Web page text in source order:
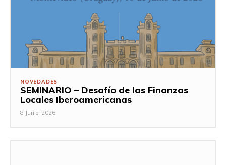
NOVEDADES
SEMINARIO – Desafío de las Finanzas
Locales Iberoamericanas
8 Junio, 2026